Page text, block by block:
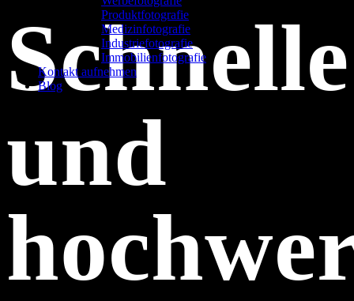
Produktfotografie
Medizinfotografie
Industriefotografie
Immobilienfotografie
Kontakt aufnehmen
Blog
Schnelle
und